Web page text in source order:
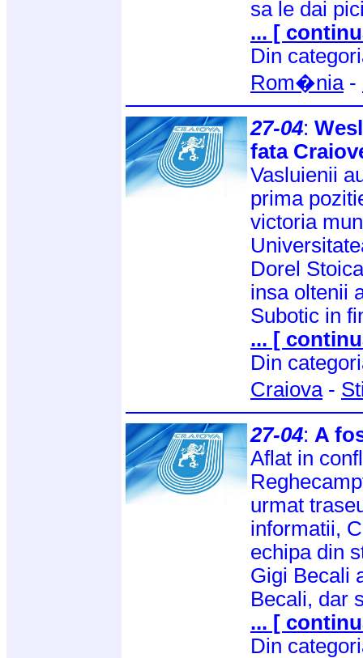
sa le dai
... [
Din
Rom�nia-
27-04:
fata
Vasluienii
prima
victoria
Dorel
insa oltenii
Subotic in
... [
Din
Craiova-
27-04: A
Aflat in
urmat
informatii,
echipa din
Gigi Becali
Becali, dar
... [
Din